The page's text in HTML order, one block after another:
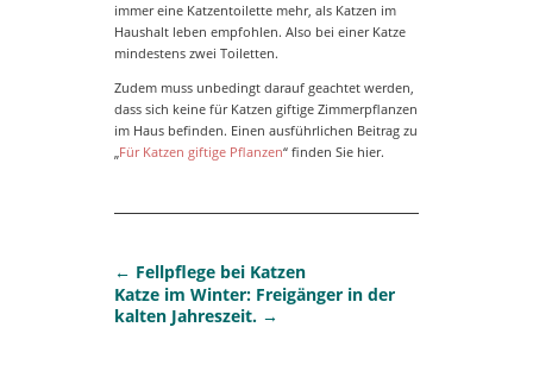
immer eine Katzentoilette mehr, als Katzen im
Haushalt leben empfohlen. Also bei einer Katze
mindestens zwei Toiletten.
Zudem muss unbedingt darauf geachtet werden,
dass sich keine für Katzen giftige Zimmerpflanzen
im Haus befinden. Einen ausführlichen Beitrag zu
„Für Katzen giftige Pflanzen“ finden Sie hier.
← Fellpflege bei Katzen
Katze im Winter: Freigänger in der
kalten Jahreszeit. →